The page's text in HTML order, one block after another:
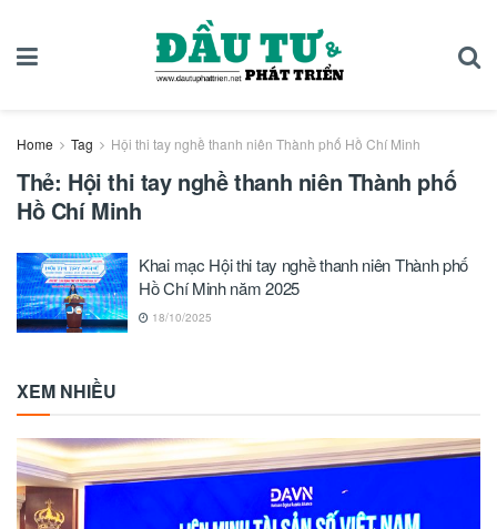
Home Tag Hội thi tay nghề thanh niên Thành phố Hồ Chí Minh
Thẻ: Hội thi tay nghề thanh niên Thành phố
Hồ Chí Minh
Khai mạc Hội thi tay nghề thanh niên Thành phố
Hồ Chí Minh năm 2025
18/10/2025
XEM NHIỀU